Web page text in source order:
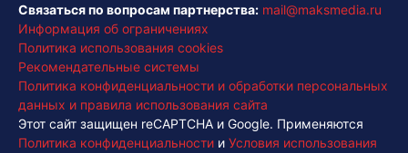
Связаться по вопросам партнерства: mail@maksmedia.ru
Информация об ограничениях
Политика использования cookies
Рекомендательные системы
Политика конфиденциальности и обработки персональных
данных и правила использования сайта
Этот сайт защищен reCAPTCHA и Google. Применяются
Политика конфиденциальности и Условия использования